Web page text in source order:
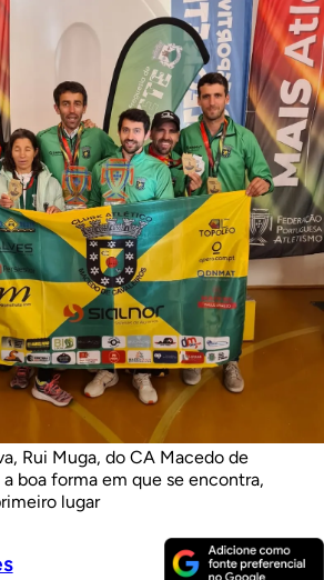
Rui Muga, do CA Macedo de
boa forma em que se encontra,
lugar